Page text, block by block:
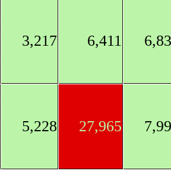
3,217 6,411
5,228 27,965